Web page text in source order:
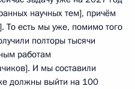
научных тем], причём
То есть мы уже, помимо того
полторы тысячи
работам
И мы составили
должны выйти на 100